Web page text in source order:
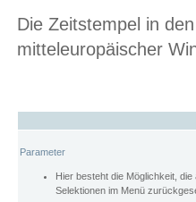
Die Zeitstempel in
mitteleuropäischer
Parameter
Hier besteht die Möglichkeit,
Selektionen im Menü